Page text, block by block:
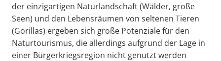
der einzigartigen Naturlandschaft (Wälder, große
Seen) und den Lebensräumen von seltenen Tieren
(Gorillas) ergeben sich große Potenziale für den
Naturtourismus, die allerdings aufgrund der Lage in
einer Bürgerkriegsregion nicht genutzt werden